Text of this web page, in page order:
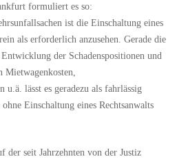
formuliert es so:
ist die Einschaltung eines
als erforderlich anzusehen. Gerade die
der Schadenspositionen und
Mietwagenkosten,
u.ä. lässt es geradezu als fahrlässig
Einschaltung eines Rechtsanwalts
der seit Jahrzehnten von der Justiz